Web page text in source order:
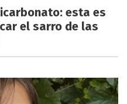
esta es
el sarro de las